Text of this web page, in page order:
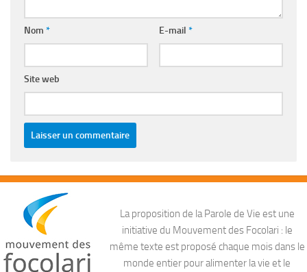
Nom * E-mail *
Site web
La proposition de la Parole de Vie est une
initiative du Mouvement des Focolari : le
même texte est proposé chaque mois dans le
monde entier pour alimenter la vie et le